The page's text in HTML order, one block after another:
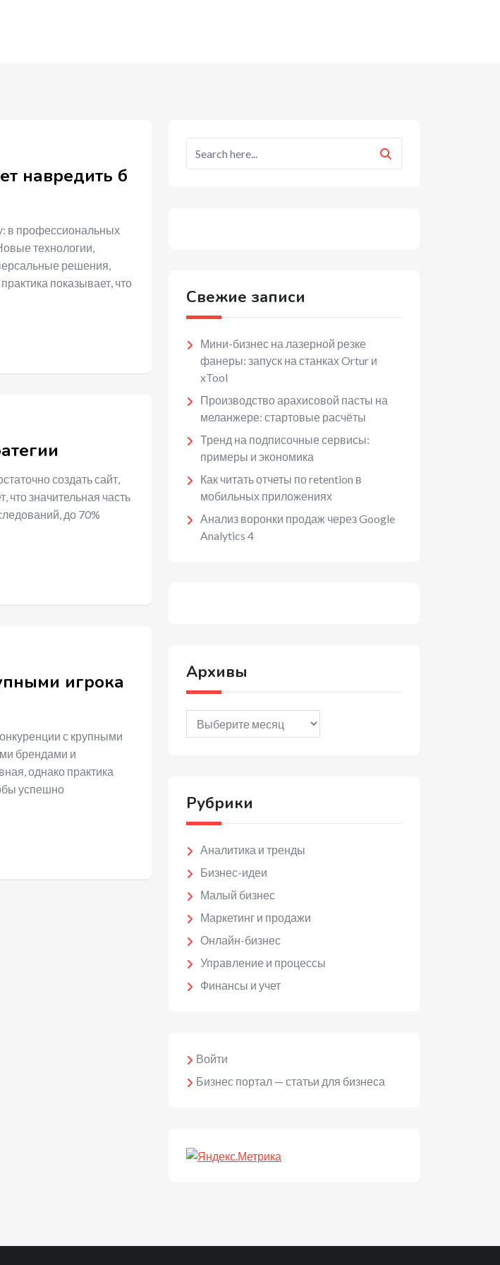
навредить б
в профессиональных
технологии,
решения,
показывает, что
создать сайт,
что значительная часть
до 70%
игрока
с крупными
брендами и
однако практика
успешно
Свежие записи
Мини-бизнес на лазерной резке
фанеры: запуск на станках Ortur и
xTool
Производство арахисовой пасты на
меланжере: стартовые расчёты
Тренд на подписочные сервисы:
примеры и экономика
Как читать отчеты по retention в
мобильных приложениях
Анализ воронки продаж через Google
Analytics 4
Архивы
Архивы
Рубрики
Аналитика и тренды
Бизнес-идеи
Малый бизнес
Маркетинг и продажи
Онлайн-бизнес
Управление и процессы
Финансы и учет
Войти
Бизнес портал — статьи для бизнеса